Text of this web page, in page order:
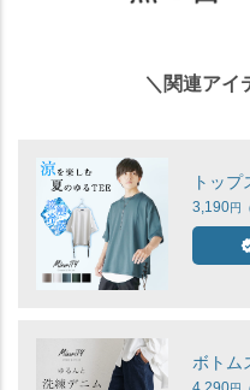
＼関連アイ
ト
3,190
ボ